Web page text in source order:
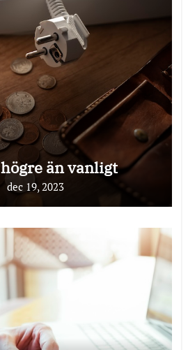
än vanligt
dec 19, 2023